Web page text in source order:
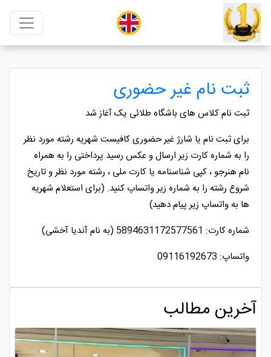
ثبت نام غیر حضوری
ثبت نام کلاس های باشگاه طلائی یک آغاز شد
برای ثبت نام یا شارژ غیر حضوری کافیست شهریه رشته مورد نظر
را به شماره کارت زیر ارسال و عکس رسید پرداختی را به همراه
نام هنرجو ، کپی شناسنامه یا کارت ملی ، رشته مورد نظر و تاریخ
شروع رشته را به شماره زیر واتساپ کنید. (برای استعلام شهریه
ها به واتساپ زیر پیام دهید)
شماره کارت: 5894631172577561 (به نام آندیا آخشی)
واتساپ: 09116192673
آخرین مطالب